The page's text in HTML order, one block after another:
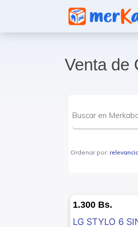
Venta de
Ordenar por:
1.300 Bs.
LG STYLO 6